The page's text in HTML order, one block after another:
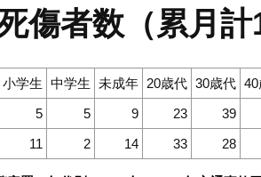
傷者数（累月
小学生 中学生 未成年 20歳代 30歳代
5 5 9 23
39
11 2 14 33 28